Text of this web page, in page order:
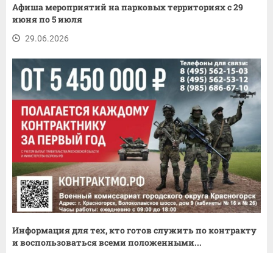
Афиша мероприятий на парковых территориях с 29
июня по 5 июля
29.06.2026
Информация для тех, кто готов служить по контракту
и воспользоваться всеми положенными...